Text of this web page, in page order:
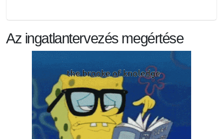
Az ingatlantervezés megértése